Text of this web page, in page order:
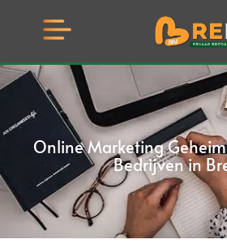
Online Marketing
Bedrijven in